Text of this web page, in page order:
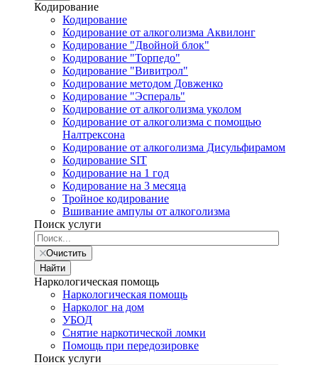
Кодирование
Кодирование
Кодирование от алкоголизма Аквилонг
Кодирование "Двойной блок"
Кодирование "Торпедо"
Кодирование "Вивитрол"
Кодирование методом Довженко
Кодирование "Эспераль"
Кодирование от алкоголизма уколом
Кодирование от алкоголизма с помощью
Налтрексона
Кодирование от алкоголизма Дисульфирамом
Кодирование SIT
Кодирование на 1 год
Кодирование на 3 месяца
Тройное кодирование
Вшивание ампулы от алкоголизма
Поиск услуги
Очистить
Найти
Наркологическая помощь
Наркологическая помощь
Нарколог на дом
УБОД
Снятие наркотической ломки
Помощь при передозировке
Поиск услуги